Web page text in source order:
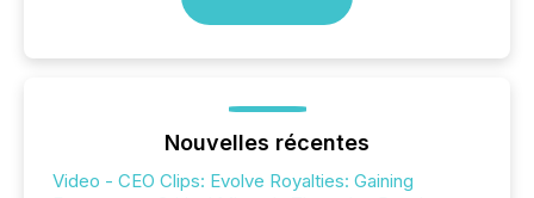
Nouvelles récentes
Video - CEO Clips: Evolve Royalties: Gaining